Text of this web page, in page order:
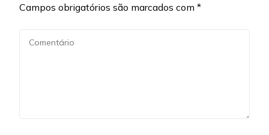
Campos obrigatórios são marcados com *